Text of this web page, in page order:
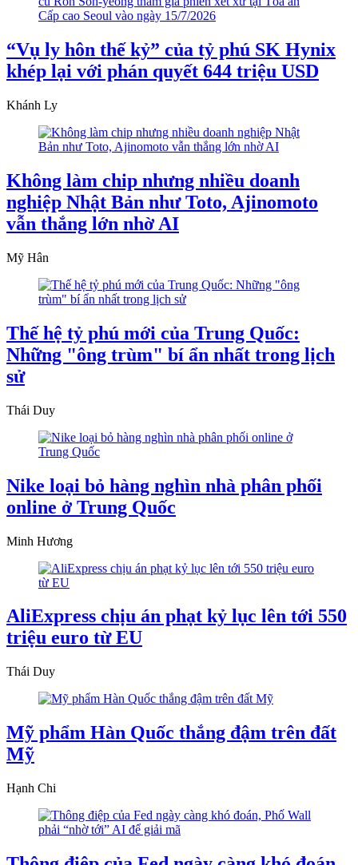
“Vụ ly hôn thế kỷ” của tỷ phú SK Hynix
khép lại với phán quyết 644 triệu USD
Khánh Ly
Không làm chip nhưng nhiều doanh
nghiệp Nhật Bản như Toto, Ajinomoto
vẫn thắng lớn nhờ AI
Mỹ Hân
Thế hệ tỷ phú mới của Trung Quốc:
Những "ông trùm" bí ẩn nhất trong lịch
sử
Thái Duy
Nike loại bỏ hàng nghìn nhà phân phối
online ở Trung Quốc
Minh Hương
AliExpress chịu án phạt kỷ lục lên tới 550
triệu euro từ EU
Thái Duy
Mỹ phẩm Hàn Quốc thắng đậm trên đất
Mỹ
Hạnh Chi